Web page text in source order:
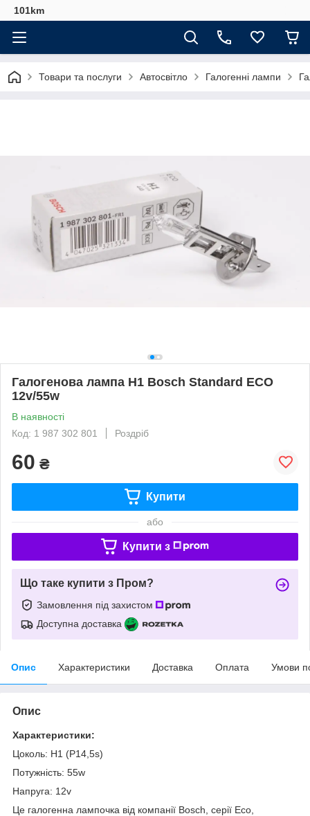
101km
Товари та послуги Автосвітло Галогенні лампи
Галогенова лампа H1 Bosch Standard ECO
12v/55w
В наявності
Код: 1 987 302 801
Роздріб
60 ₴
Купити
або
Купити з
Що таке купити з Пром?
Замовлення під захистом
Доступна доставка
Опис Характеристики Доставка Оплата Умови
Опис
Характеристики:
Цоколь: Н1 (P14,5s)
Потужність: 55w
Напруга: 12v
Це галогенна лампочка від компанії Bosch, серії Eco,